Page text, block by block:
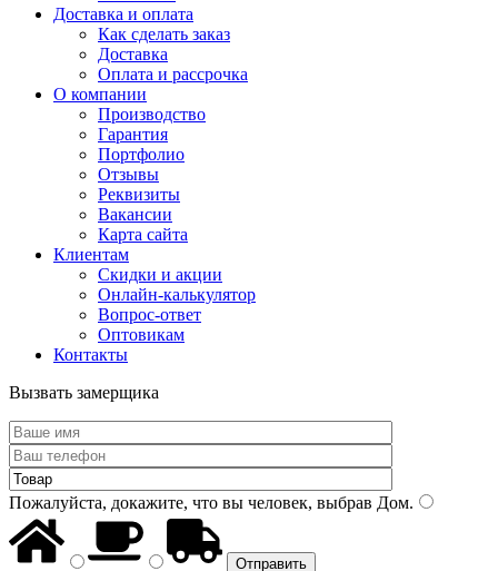
Доставка и оплата
Как сделать заказ
Доставка
Оплата и рассрочка
О компании
Производство
Гарантия
Портфолио
Отзывы
Реквизиты
Вакансии
Карта сайта
Клиентам
Скидки и акции
Онлайн-калькулятор
Вопрос-ответ
Оптовикам
Контакты
Вызвать замерщика
Пожалуйста, докажите, что вы человек, выбрав Дом.